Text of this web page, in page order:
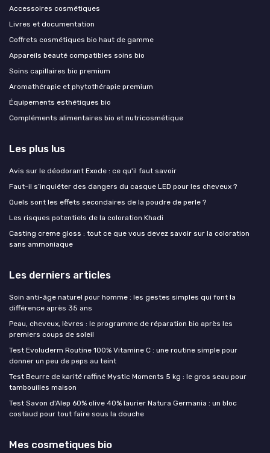
Accessoires cosmétiques
Livres et documentation
Coffrets cosmétiques bio haut de gamme
Appareils beauté compatibles soins bio
Soins capillaires bio premium
Aromathérapie et phytothérapie premium
Équipements esthétiques bio
Compléments alimentaires bio et nutricosmétique
Les plus lus
Avis sur le déodorant Exode : ce qu'il faut savoir
Faut-il s’inquiéter des dangers du casque LED pour les cheveux ?
Quels sont les effets secondaires de la poudre de perle ?
Les risques potentiels de la coloration Khadi
Casting creme gloss : tout ce que vous devez savoir sur la coloration
sans ammoniaque
Les derniers articles
Soin anti-âge naturel pour homme : les gestes simples qui font la
différence après 35 ans
Peau, cheveux, lèvres : le programme de réparation bio après les
premiers coups de soleil
Test Evoluderm Routine 100% Vitamine C : une routine simple pour
donner un peu de peps au teint
Test Beurre de karité raffiné Mystic Moments 5 kg : le gros seau pour
tambouilles maison
Test Savon d'Alep 60% olive 40% laurier Natura Germania : un bloc
costaud pour tout faire sous la douche
Mes cosmetiques bio